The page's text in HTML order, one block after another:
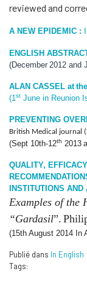
reviewed and
A NEW EPIDEMIC :
ENGLISH
(December 2012 and
ALAN CASSEL at
(1st June in Reunion
PREVENTING
British Medical journal (
(Sept 10th-12th 2013
QUALITY,
INSTITUTIONS
Examples of the
“Gardasil”.
(15th August 2014 In
Publié dans In English
Tags: